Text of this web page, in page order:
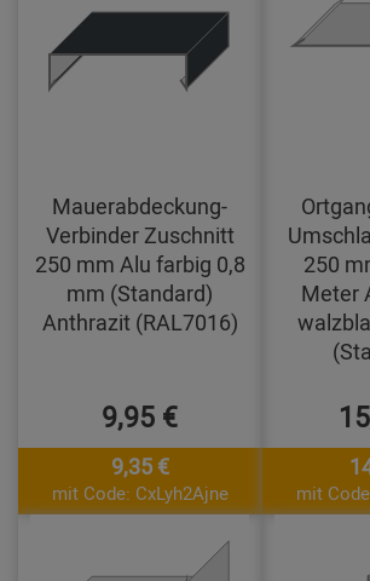
Mauerabdeckung-
Verbinder Zuschnitt
250 mm Alu farbig 0,8
mm (Standard)
Anthrazit (RAL7016)
9,95 €
9,35 €
mit Code: CxLyh2Ajne
250
Meter
mit